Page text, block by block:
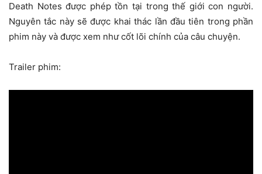
Death Notes được phép tồn tại trong thế giới con người.
Nguyên tắc này sẽ được khai thác lần đầu tiên trong phần
phim này và được xem như cốt lõi chính của câu chuyện.
Trailer phim: